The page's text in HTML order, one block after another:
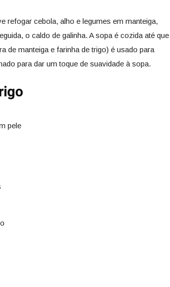
refogar cebola, alho e legumes em manteiga,
o caldo de galinha. A sopa é cozida até
de manteiga e farinha de trigo) é usado para
para dar um toque de suavidade à sopa.
pele